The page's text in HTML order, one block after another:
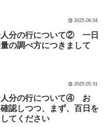
2025.06.04
人分の行について② 一日
の調べ方につきまして
2025.05.31
人分の行について④ お
認しつつ、まず、百日を
してください